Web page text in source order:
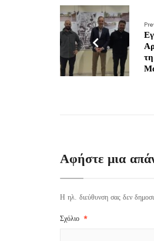
Αφήστε μια
Η ηλ. διεύθυνση σας δεν
Σχόλιο *